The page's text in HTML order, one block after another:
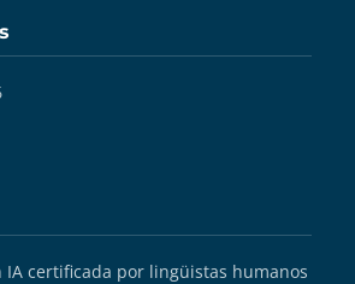
IA certificada por lingüistas humanos